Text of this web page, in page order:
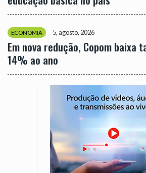
ECONOMIA 5, agosto, 2026
Em nova redução, Copom baixa
14% ao ano